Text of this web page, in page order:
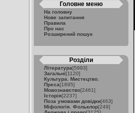
Головне меню
На головну
Нове запитання
Правила
Про нас
Розширений пошук
Розділи
Література[5993]
Загальні[1120]
Культура. Мистецтво.
Преса[1895]
Мовознавство[2461]
Історія[2237]
Поза умовами довідки[463]
Міфологія. Фольклор[249]